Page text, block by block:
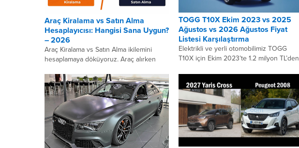
Araç Kiralama vs Satın Alma
Hesaplayıcısı: Hangisi Sana Uygun?
– 2026
Araç Kiralama vs Satın Alma ikilemini
hesaplamaya döküyoruz. Araç alırken
kiralasam mı?” sorusunun cevabı
kişiden...
TOGG T10X Ekim 2023 vs 2025
Ağustos vs 2026 Ağustos Fiyat
Listesi Karşılaştırma
Elektrikli ve yerli otomobilimiz TOGG
T10X için Ekim 2023’te 1.2 milyon TL’den